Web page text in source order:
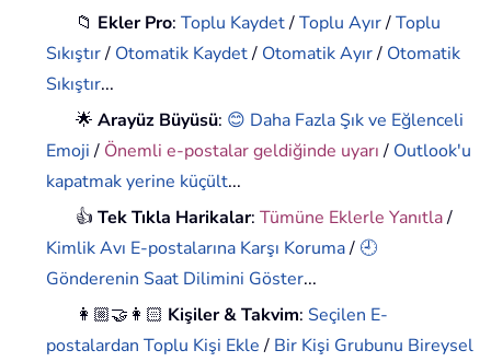
📁 Ekler Pro:Toplu Kaydet/Toplu Ayır/Toplu
Sıkıştır/ Otomatik Kaydet/ Otomatik Ayır/ Otomatik
Sıkıştır...
🌟Arayüz Büyüsü: 😊 Daha Fazla Şık ve Eğlenceli
Emoji/ Önemli e-postalar geldiğinde uyarı/ Outlook'u
kapatmak yerine küçült...
👍Tek Tıkla Harikalar:Tümüne Eklerle Yanıtla/
Kimlik Avı E-postalarına Karşı Koruma/ 🕘
Gönderenin Saat Dilimini Göster...
👩🏼‍🤝‍👩🏻 Kişiler & Takvim: Seçilen E-
postalardan Toplu Kişi Ekle/ Bir Kişi Grubunu Bireysel